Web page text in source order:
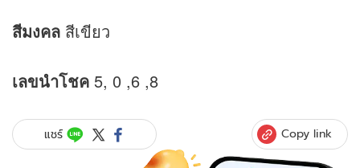
สีมงคล สีเขียว
เลขนำโชค 5, 0 ,6 ,8
แชร์ Copy link